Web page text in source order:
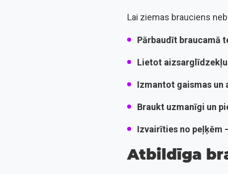
Lai ziemas brauciens
Pārbaudīt braucamā
Lietot
Izmantot gaismas un
Braukt uzmanīgi un
Izvairīties no peļķēm
Atbildīga